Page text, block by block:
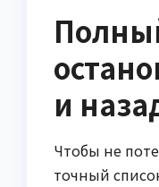
и
Чтобы не
точный